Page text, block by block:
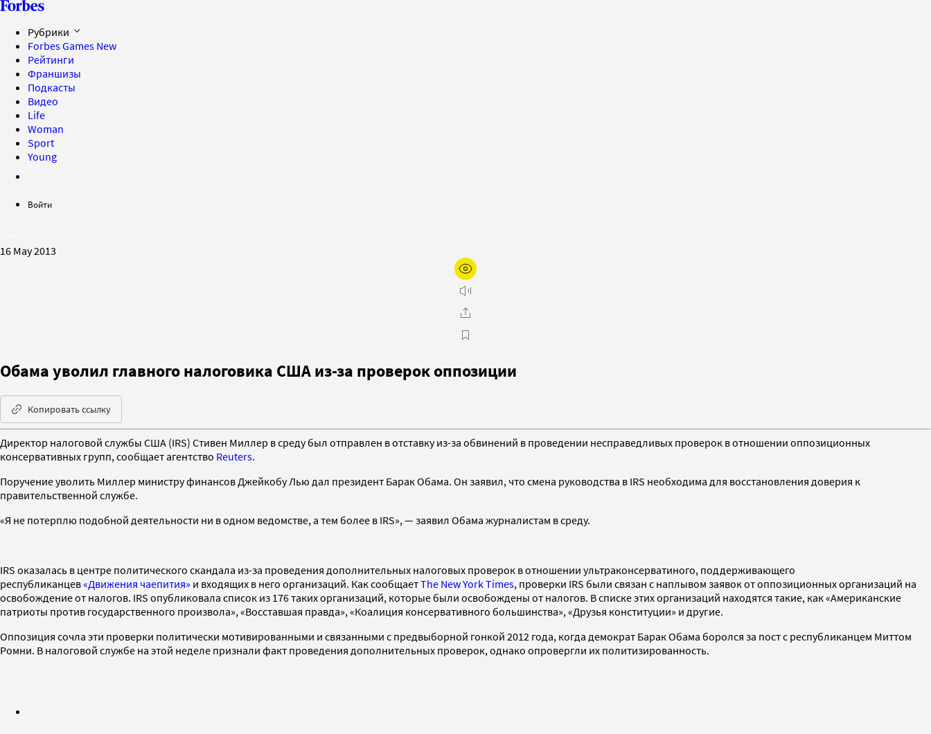
Рубрики
Forbes Games New
Рейтинги
Франшизы
Подкасты
Видео
Life
Woman
Sport
Young
Войти
16 May 2013
Обама уволил главного налоговика США из-за проверок оппозиции
Копировать ссылку
Директор налоговой службы США (IRS) Стивен Миллер в среду был отправлен в отставку из-за обвинений в проведении несправедливых проверок в отношении оппозиционных
консервативных групп, сообщает агентство Reuters.
Поручение уволить Миллер министру финансов Джейкобу Лью дал президент Барак Обама. Он заявил, что смена руководства в IRS необходима для восстановления доверия к
правительственной службе.
«Я не потерплю подобной деятельности ни в одном ведомстве, а тем более в IRS», — заявил Обама журналистам в среду.
IRS оказалась в центре политического скандала из-за проведения дополнительных налоговых проверок в отношении ультраконсерватиного, поддерживающего
республиканцев«Движения чаепития» и входящих в него организаций. Как сообщаетThe New York Times, проверки IRS были связан с наплывом заявок от оппозиционных организаций на
освобождение от налогов. IRS опубликовала список из 176 таких организаций, которые были освобождены от налогов. В списке этих организаций находятся такие, как «Американские
патриоты против государственного произвола», «Восставшая правда», «Коалиция консервативного большинства», «Друзья конституции» и другие.
Оппозиция сочла эти проверки политически мотивированными и связанными с предвыборной гонкой 2012 года, когда демократ Барак Обама боролся за пост с республиканцем Миттом
Ромни. В налоговой службе на этой неделе признали факт проведения дополнительных проверок, однако опровергли их политизированность.